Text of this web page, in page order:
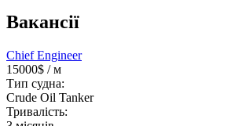
Вакансії
Chief Engineer
15000$ / м
Тип судна:
Crude Oil Tanker
Тривалість: